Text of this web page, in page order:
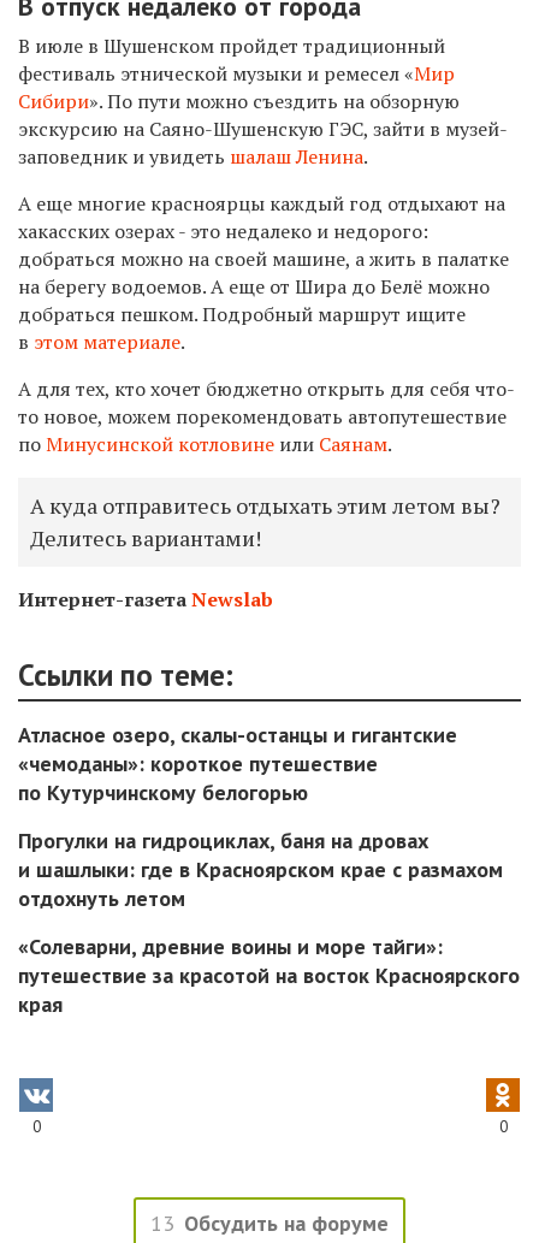
В июле в Шушенском пройдет традиционный
фестиваль этнической музыки и ремесел «Мир
Сибири». По пути можно съездить на обзорную
экскурсию на Саяно-Шушенскую ГЭС, зайти в музей-
заповедник и увидеть шалаш Ленина.
А еще многие красноярцы каждый год отдыхают на
хакасских озерах - это недалеко и недорого:
добраться можно на своей машине, а жить в палатке
на берегу водоемов. А еще от Шира до Белё можно
добраться пешком. Подробный маршрут ищите
в этом материале.
А для тех, кто хочет бюджетно открыть для себя что-
то новое, можем порекомендовать автопутешествие
поМинусинской котловине или Саянам.
А куда отправитесь отдыхать этим летом вы?
Делитесь вариантами!
Интернет-газетаNewslab
Ссылки по теме:
Атласное озеро, скалы-останцы и гигантские
«чемоданы»: короткое путешествие
по Кутурчинскому белогорью
Прогулки на гидроциклах, баня на дровах
и шашлыки: где в Красноярском крае с размахом
отдохнуть летом
«Солеварни, древние воины и море тайги»:
путешествие за красотой на восток Красноярского
края
0 0
13 Обсудить на форуме